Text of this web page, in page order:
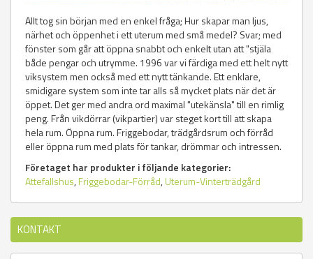
Allt tog sin början med en enkel fråga; Hur skapar man ljus,
närhet och öppenhet i ett uterum med små medel? Svar; med
fönster som går att öppna snabbt och enkelt utan att "stjäla
både pengar och utrymme. 1996 var vi färdiga med ett helt nytt
viksystem men också med ett nytt tänkande. Ett enklare,
smidigare system som inte tar alls så mycket plats när det är
öppet. Det ger med andra ord maximal "utekänsla" till en rimlig
peng. Från vikdörrar (vikpartier) var steget kort till att skapa
hela rum. Öppna rum. Friggebodar, trädgårdsrum och förråd
eller öppna rum med plats för tankar, drömmar och intressen.
Företaget har produkter i följande kategorier:
Attefallshus,Friggebodar-Förråd,Uterum-Vinterträdgård
KONTAKT